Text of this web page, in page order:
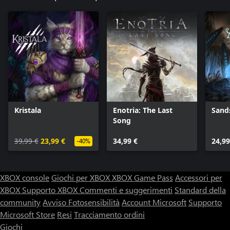
Kristala
39,99 € 23,99 € -40%
Enotria: The Last
Song
34,99 €
XBOX consoleGiochi per XBOXXBOX Game Pass Accessori per
XBOX Supporto XBOXCommenti e suggerimenti Standard della
communityAvviso Fotosensibilità Account Microsoft Supporto
Microsoft Store Resi Tracciamento ordini
Giochi